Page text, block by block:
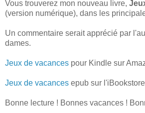
Vous trouverez mon nouveau livre,
(version numérique), dans les
Un commentaire serait apprécié par
dames.
Jeux de vacances pour Kindle sur
Jeux de vacances epub sur
Bonne lecture ! Bonnes vacances !